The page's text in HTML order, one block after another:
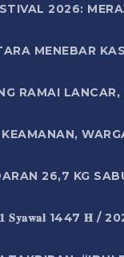
2026:
MENEBAR
RAMAI
26,7 KG
𝟏 𝐒𝐲𝐚𝐰𝐚𝐥 1447 𝐇 /